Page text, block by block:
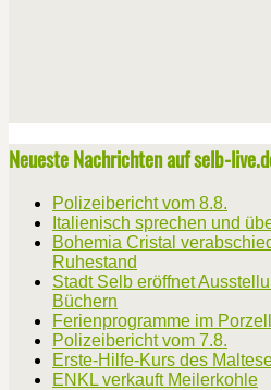
Neueste Nachrichten auf selb-
Polizeibericht vom 8.8.
Italienisch sprechen und
Bohemia Cristal
Ruhestand
Stadt Selb eröffnet
Büchern
Ferienprogramme im
Polizeibericht vom 7.8.
Erste-Hilfe-Kurs des
ENKL verkauft Meilerkohle